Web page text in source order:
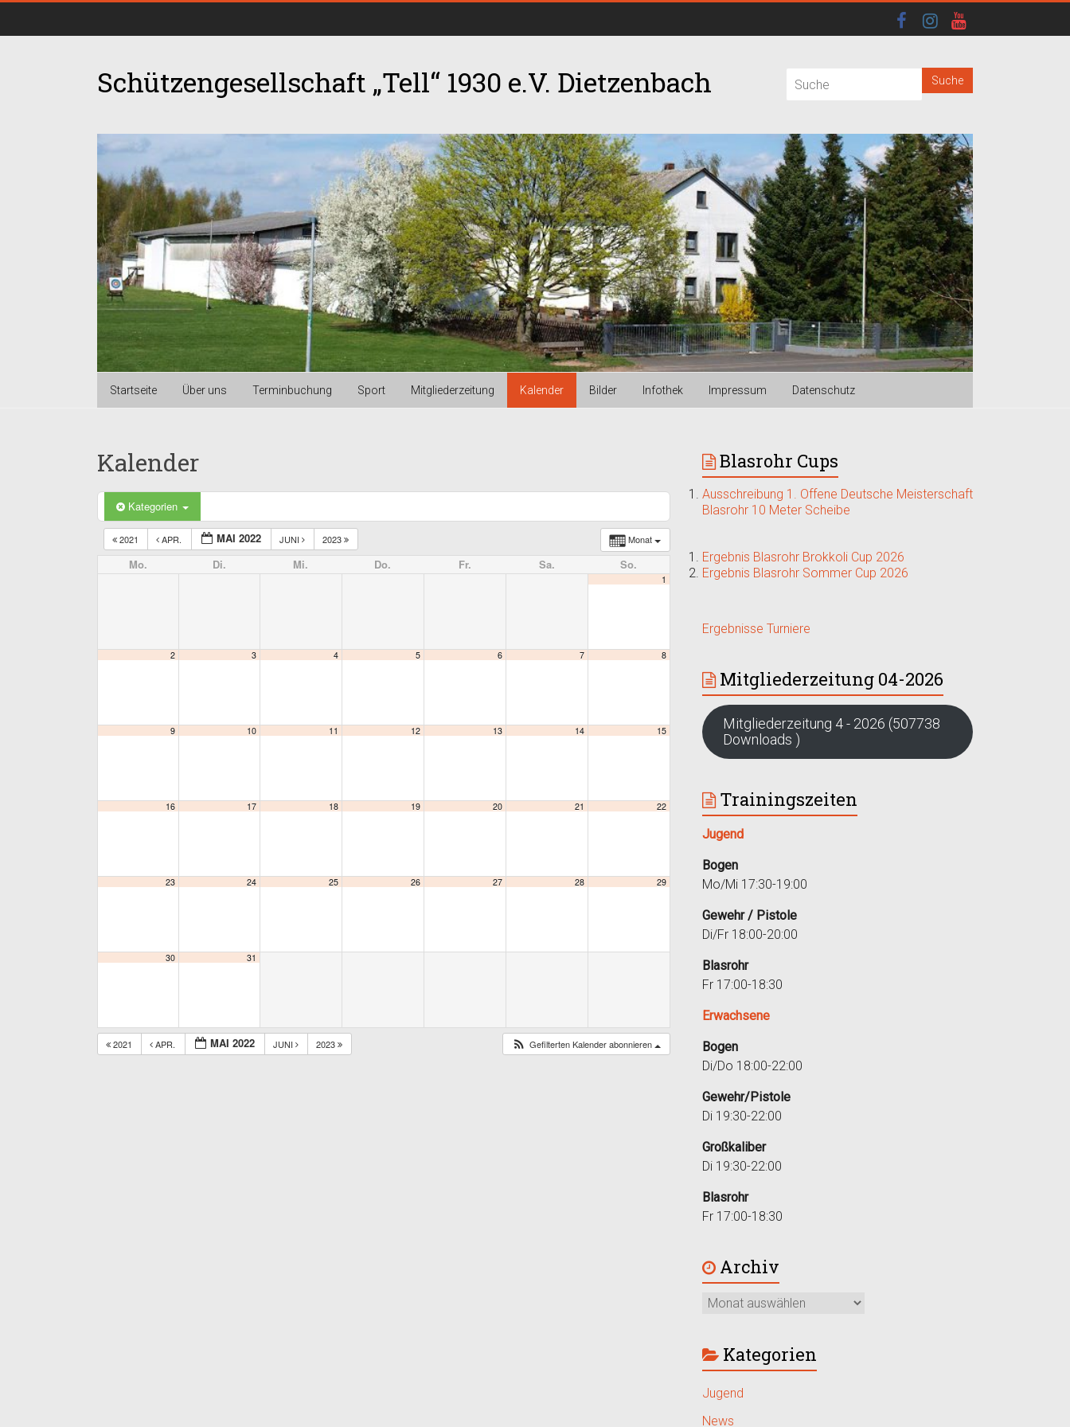
Schützengesellschaft „Tell“ 1930 e.V. Dietzenbach
Startseite Über uns Terminbuchung Sport Mitgliederzeitung Kalender Bilder Infothek Impressum Datenschutz
Kalender
Kategorien
Monat
2021 APR. MAI 2022 JUNI 2023
Mo. Di. Mi. Do. Fr. Sa. So.
1
2 3 4 5 6 7 8
9 10 11 12 13 14 15
16 17 18 19 20 21 22
23 24 25 26 27 28 29
30 31
2021 APR. MAI 2022 JUNI 2023 Gefilterten Kalender abonnieren
Blasrohr Cups
Ausschreibung 1. Offene Deutsche Meisterschaft
Blasrohr 10 Meter Scheibe
Ergebnis Blasrohr Brokkoli Cup 2026
Ergebnis Blasrohr Sommer Cup 2026
Ergebnisse Turniere
Mitgliederzeitung 04-2026
Mitgliederzeitung 4 - 2026 (507738
Downloads )
Trainingszeiten
Jugend
Bogen
Mo/Mi 17:30-19:00
Gewehr / Pistole
Di/Fr 18:00-20:00
Blasrohr
Fr 17:00-18:30
Erwachsene
Bogen
Di/Do 18:00-22:00
Gewehr/Pistole
Di 19:30-22:00
Großkaliber
Di 19:30-22:00
Blasrohr
Fr 17:00-18:30
Archiv
Kategorien
Jugend
News